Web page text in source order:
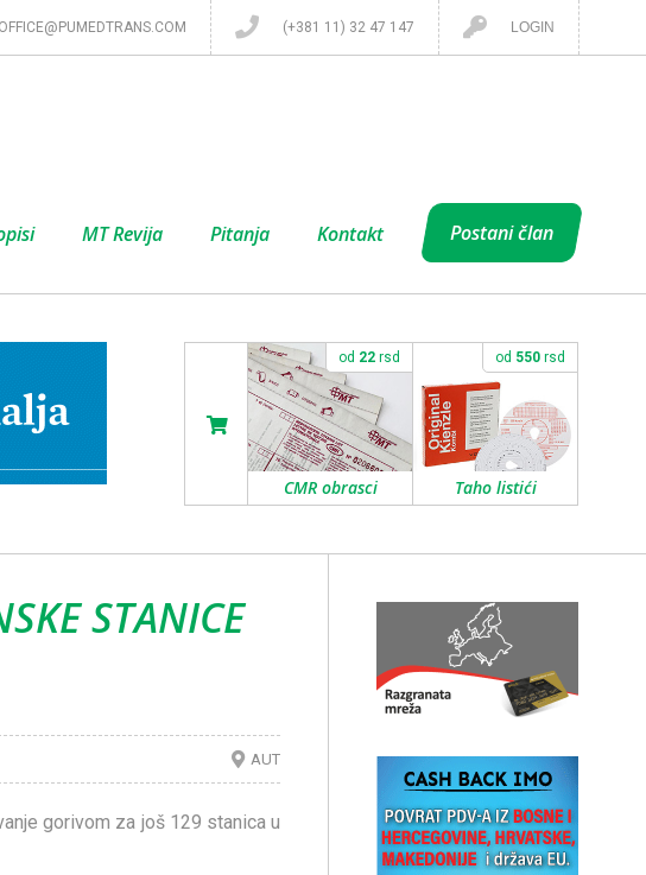
OFFICE@PUMEDTRANS.COM (+381 11) 32 47 147 LOGIN
MT Revija Pitanja Kontakt Postani član
CMR obrasci
od 22 rsd
Taho listići
od 550 rsd
STANICE
AUT
gorivom za još 129 stanica u